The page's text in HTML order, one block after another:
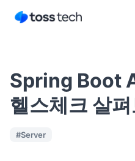
Spring Boot
헬스체크 살
#Server